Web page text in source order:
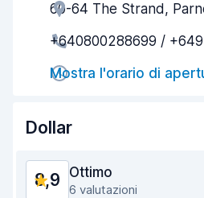
Gentilezza degli agenti
Rapidità del ritiro
Rapidità della riconsegna
60-64 The Strand,
+640800288699 /
Mostra l'orario di
Dollar
8,9 Ottimo
6 valutazioni